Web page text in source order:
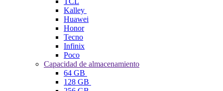
Kalley
Huawei
Honor
Tecno
Infinix
Poco
Capacidad de almacenamiento
64 GB
128 GB